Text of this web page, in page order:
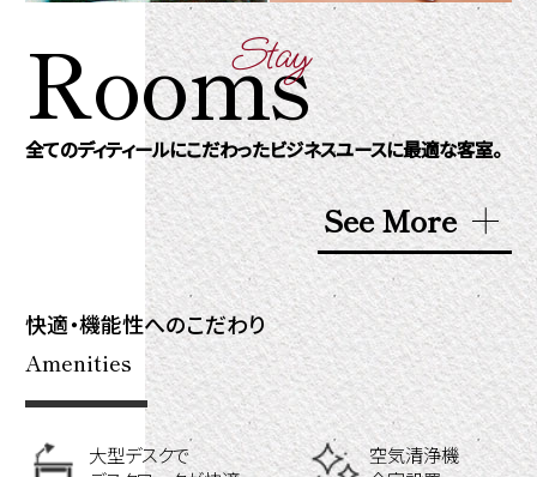
Rooms
Stay
全てのディティールにこだわったビジネスユースに最適な客室。
See More
快適・機能性へのこだわり
Amenities
大型デスクで
空気清浄機